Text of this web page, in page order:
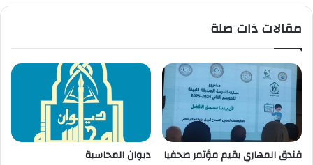
مقالات ذات صلة
فندق المهاري يقيم مؤتمر صحفيا ديوان المحاسبة